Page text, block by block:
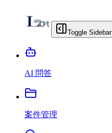
Toggle Sidebar
AI 問答
案件管理